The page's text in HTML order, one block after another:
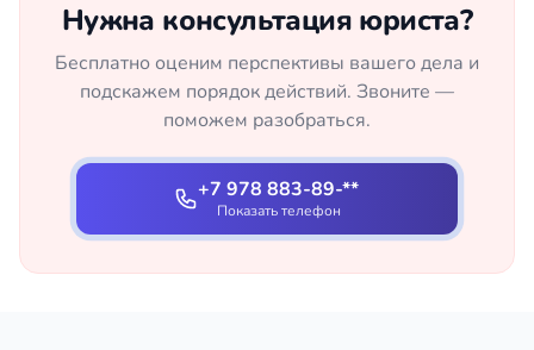
Нужна консультация юриста?
Бесплатно оценим перспективы вашего дела и
подскажем порядок действий. Звоните —
поможем разобраться.
+7 978 883-89-**
Показать телефон